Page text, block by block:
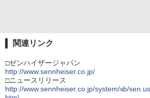
関連リンク
□ゼンハイザージャパン
http://www.sennheiser.co.jp/
□ニュースリリース
http://www.sennheiser.co.jp/system/xb/